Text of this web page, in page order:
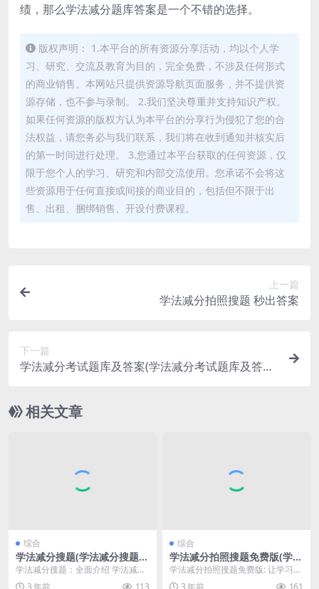
绩，那么学法减分题库答案是一个不错的选择。
版权声明： 1.本平台的所有资源分享活动，均以个人学
习、研究、交流及教育为目的，完全免费，不涉及任何形式
的商业销售。本网站只提供资源导航页面服务，并不提供资
源存储，也不参与录制。 2.我们坚决尊重并支持知识产权。
如果任何资源的版权方认为本平台的分享行为侵犯了您的合
法权益，请您务必与我们联系，我们将在收到通知并核实后
的第一时间进行处理。 3.您通过本平台获取的任何资源，仅
限于您个人的学习、研究和内部交流使用。您承诺不会将这
些资源用于任何直接或间接的商业目的，包括但不限于出
售、出租、捆绑销售、开设付费课程。
上一篇
学法减分拍照搜题 秒出答案
下一篇
学法减分考试题库及答案(学法减分考试题库及答案
相关文章
综合
学法减分搜题(学法减分搜题用
什么软件)
学法减分搜题：全面介绍 学法减分
搜题是一种针对学生的辅助工具，
综合
学法减分拍照搜题免费版(学法
减分拍照搜题会被发现吗)
学法减分拍照搜题免费版: 让学习更
便捷 随着教育信息化的不断推进，